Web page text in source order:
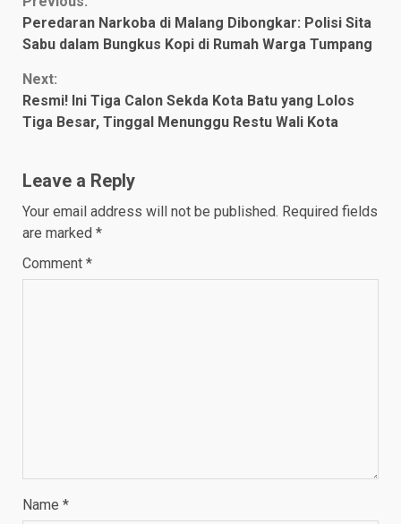
Continue
Reading
Peredaran Narkoba di Malang Dibongkar: Polisi Sita
Sabu dalam Bungkus Kopi di Rumah Warga Tumpang
Next:
Resmi! Ini Tiga Calon Sekda Kota Batu yang Lolos
Tiga Besar, Tinggal Menunggu Restu Wali Kota
Leave a Reply
Your email address will not be published. Required fields
are marked *
Comment *
Name *